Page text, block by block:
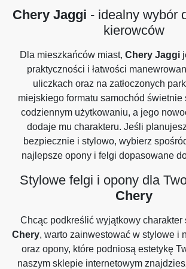
Chery Jaggi - idealny wybór
kierowców
Dla mieszkańców miast, Chery Jaggi
praktyczności i łatwości
uliczkach oraz na zatłoczonych
miejskiego formatu samochód świetnie
codziennym użytkowaniu, a jego
dodaje mu charakteru. Jeśli
bezpiecznie i stylowo, wybierz
najlepsze opony i felgi dopasowane
Stylowe felgi i opony dla
Chery
Chcąc podkreślić wyjątkowy charakter
Chery, warto zainwestować w stylowe i
oraz opony, które podniosą estetykę
naszym sklepie internetowym